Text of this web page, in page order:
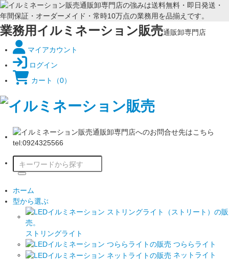
業務用イルミネーション販売通販卸専門店
マイアカウント
ログイン
カート
（0）
ホーム
型から選ぶ
ストリングライト
つららライト
ネットライト